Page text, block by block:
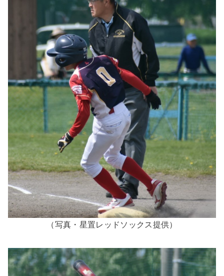
（写真・星置レッドソックス提供）